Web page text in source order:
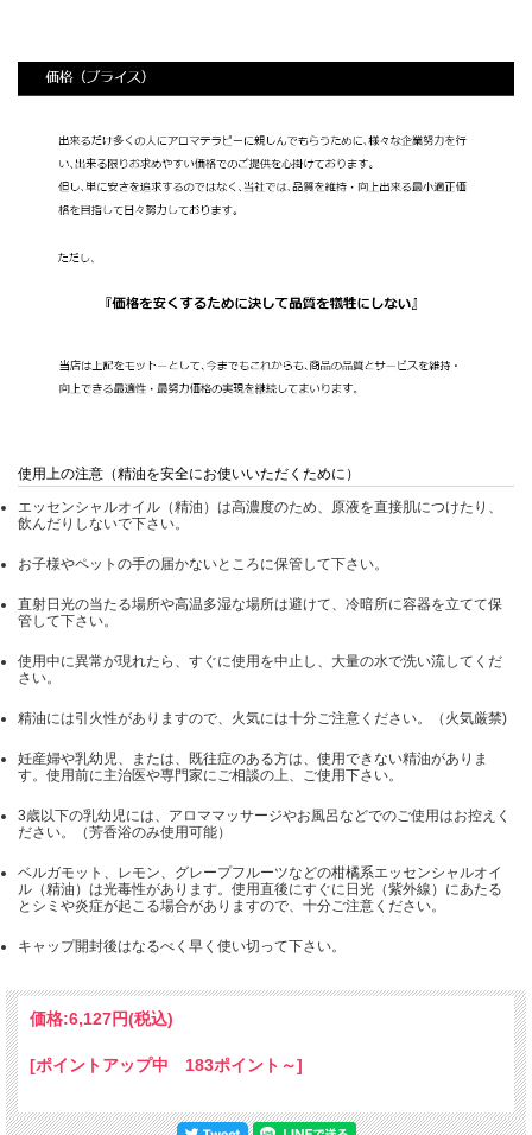
使用上の注意（精油を安全にお使いいただくために）
エッセンシャルオイル（精油）は高濃度のため、原液を直接肌につけたり、
飲んだりしないで下さい。
お子様やペットの手の届かないところに保管して下さい。
直射日光の当たる場所や高温多湿な場所は避けて、冷暗所に容器を立てて保
管して下さい。
使用中に異常が現れたら、すぐに使用を中止し、大量の水で洗い流してくだ
さい。
精油には引火性がありますので、火気には十分ご注意ください。（火気厳禁)
妊産婦や乳幼児、または、既往症のある方は、使用できない精油がありま
す。使用前に主治医や専門家にご相談の上、ご使用下さい。
3歳以下の乳幼児には、アロママッサージやお風呂などでのご使用はお控えく
ださい。（芳香浴のみ使用可能）
ベルガモット、レモン、グレープフルーツなどの柑橘系エッセンシャルオイ
ル（精油）は光毒性があります。使用直後にすぐに日光（紫外線）にあたる
とシミや炎症が起こる場合がありますので、十分ご注意ください。
キャップ開封後はなるべく早く使い切って下さい。
価格:6,127円(税込)
[ポイントアップ中 183ポイント～]